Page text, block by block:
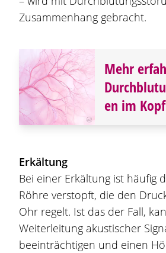
Zusammenhang gebracht.
Mehr
en im Kopf
Erkältung
Bei einer Erkältung ist häufig
Röhre verstopft, die den
Ohr regelt. Ist das der Fall,
Weiterleitung akustischer
beeinträchtigen und einen